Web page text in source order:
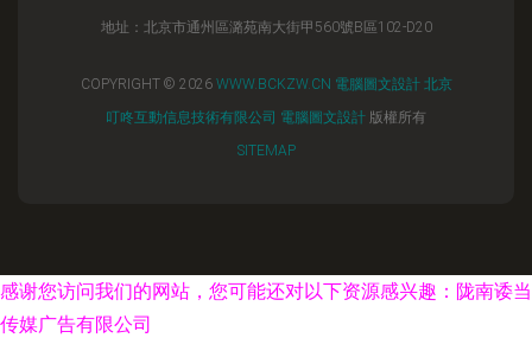
地址：北京市通州區潞苑南大街甲560號B區102-D20
COPYRIGHT © 2026 WWW.BCKZW.CN 電腦圖文設計 北京
叮咚互動信息技術有限公司 電腦圖文設計 版權所有
SITEMAP
感谢您访问我们的网站，您可能还对以下资源感兴趣：陇南诿当
传媒广告有限公司